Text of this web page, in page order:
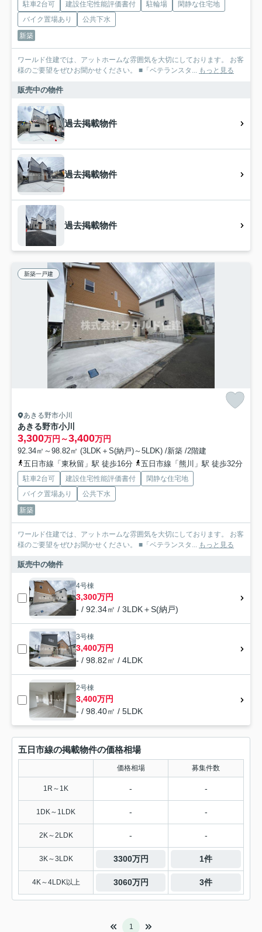
駐車2台可 建設住宅性能評価書付 駐輪場
閑静な住宅地
バイク置場あり
公共下水
新築
ワールド住建では、アットホームな雰囲気を大切にしております。 お客
様のご要望をぜひお聞かせください。 ■「ベテランスタ... もっと見る
販売中の物件
過去掲載物件
過去掲載物件
過去掲載物件
新築一戸建
あきる野市小川
あきる野市小川
3,300万円～3,400万円
92.34㎡～98.82㎡ (3LDK＋S(納戸)～5LDK) /新築 /2階建
五日市線「東秋留」駅 徒歩16分
五日市線「熊川」駅 徒歩32分
駐車2台可 建設住宅性能評価書付
閑静な住宅地
バイク置場あり
公共下水
新築
ワールド住建では、アットホームな雰囲気を大切にしております。 お客
様のご要望をぜひお聞かせください。 ■「ベテランスタ... もっと見る
販売中の物件
4号棟
3,300万円
- / 92.34㎡ / 3LDK＋S(納戸)
3号棟
3,400万円
- / 98.82㎡ / 4LDK
2号棟
3,400万円
- / 98.40㎡ / 5LDK
五日市線の掲載物件の価格相場
価格相場 募集件数
1R～1K - -
1DK～1LDK - -
2K～2LDK - -
3K～3LDK 3300万円 1件
4K～4LDK以上 3060万円 3件
1